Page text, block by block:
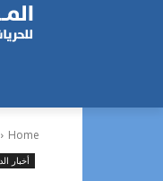
Home
أخبار